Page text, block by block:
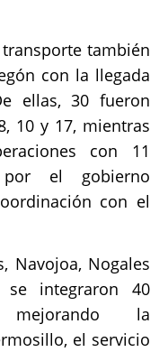
también
con la llegada
ellas, 30 fueron
10 y 17, mientras
con 11
por el gobierno
con el
Navojoa, Nogales
integraron 40
mejorando la
el servicio